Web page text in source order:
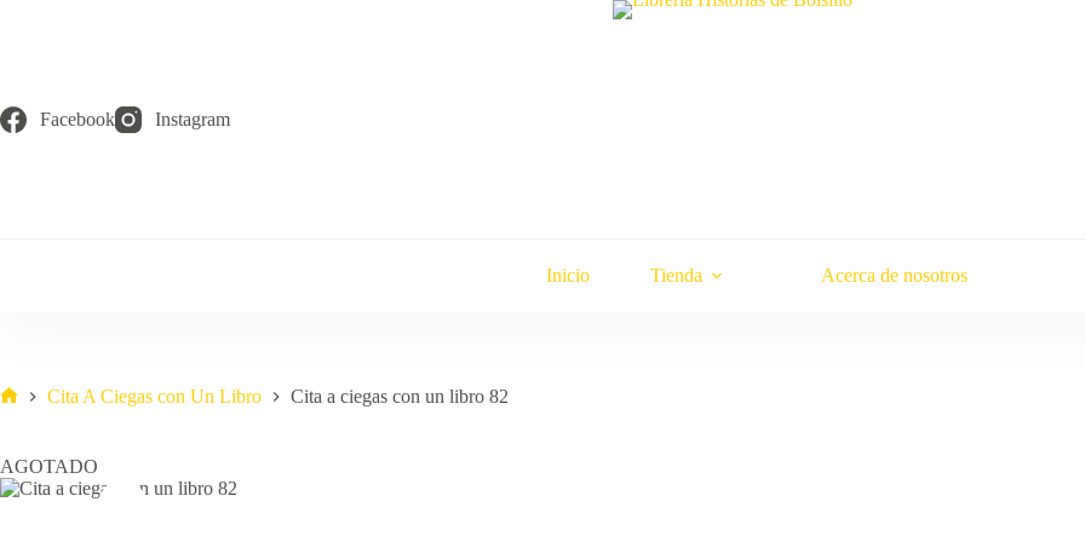
Facebook Instagram
Inicio Tienda Acerca de nosotros
Cita A Ciegas con Un Libro Cita a ciegas con un libro 82
AGOTADO